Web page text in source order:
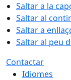
Saltar a la
Saltar al
Saltar a
Saltar al peu
Contactar
Idiomes